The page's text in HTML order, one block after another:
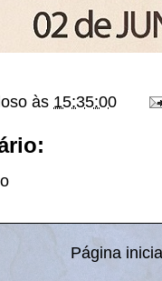
às 15:35:00
Página